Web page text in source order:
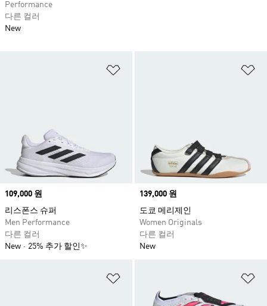
Price
109,000 원
리스폰스 슈퍼
Men Performance
다른 컬러
New
25% 추가 할인✨
Price
139,000 원
도쿄 메리제인
Women Originals
다른 컬러
New
Performance
다른 컬러
New